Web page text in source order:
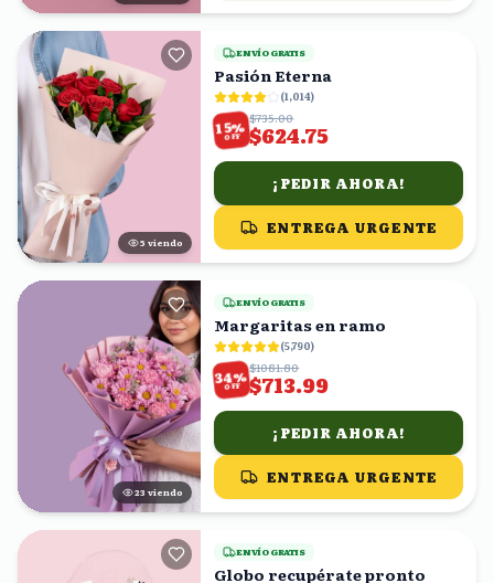
4 viendo
ENVÍO GRATIS
Pasión Eterna
(1,014)
15%
OFF
$735.00
$624.75
¡PEDIR AHORA!
ENTREGA URGENTE
22 viendo
ENVÍO GRATIS
Margaritas en ramo
(5,790)
34%
OFF
$1081.80
$713.99
¡PEDIR AHORA!
ENTREGA URGENTE
ENVÍO GRATIS
Globo recupérate pronto